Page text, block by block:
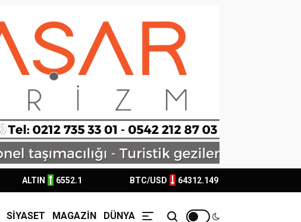
ALTIN 6552.1 BTC/USD 64312.149
SİYASET MAGAZİN DÜNYA